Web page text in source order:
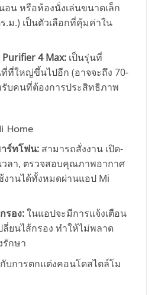
อน หรือห้องนั่งเล่นขนาดเล็ก
.ม.) เป็นตัวเลือกที่คุ้มค่าใน
4 Max:เป็นรุ่นที่
ที่ใหญ่ขึ้นไปอีก (อาจจะถึง 70-
บคนที่ต้องการประสิทธิภาพ
Home
ร์ทโฟน:สามารถสั่งงาน เปิด-
วลา, ตรวจสอบคุณภาพอากาศ
งานได้ทั้งหมดผ่านแอป Mi
รอง:ในแอปจะมีการแจ้งเตือน
ลี่ยนไส้กรอง ทำให้ไม่พลาด
รักษา
บการตกแต่งคอนโดสไตล์โม